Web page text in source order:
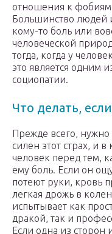
отношения к фобиям
Большинство людей
кому-то боль или
человеческой
тогда, когда у
это является одним
социопатии.
Что делать,
Прежде всего, нужно
силен этот страх, и в
человек перед тем,
ему боль. Если он
потеют руки, кровь
легкая дрожь в
испытывает как
дракой, так и
Если одна из сторон